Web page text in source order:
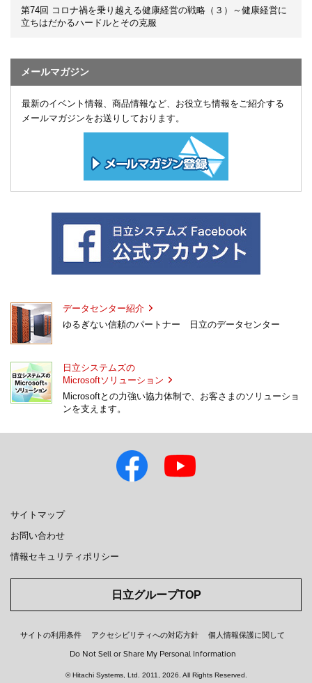
第74回 コロナ禍を乗り越える健康経営の戦略（３）～健康経営に
立ちはだかるハードルとその克服
メールマガジン
最新のイベント情報、商品情報など、お役立ち情報をご紹介する
メールマガジンをお送りしております。
データセンター紹介
ゆるぎない信頼のパートナー 日立のデータセンター
日立システムズの
Microsoftソリューション
Microsoftとの力強い協力体制で、お客さまのソリューショ
ンを支えます。
サイトマップ
お問い合わせ
情報セキュリティポリシー
日立グループTOP
サイトの利用条件 アクセシビリティへの対応方針 個人情報保護に関して
Do Not Sell or Share My Personal Information
© Hitachi Systems, Ltd. 2011, 2026 . All Rights Reserved.